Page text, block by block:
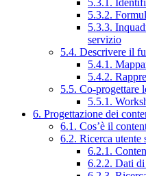
5.3.2.
5.3.3.
servizio
5.4. Descrivere il
5.4.1.
5.4.2.
5.5. Co-progettare
5.5.1.
6. Progettazione dei
6.1. Cos’è il
6.2. Ricerca
6.2.1.
6.2.2. Dati